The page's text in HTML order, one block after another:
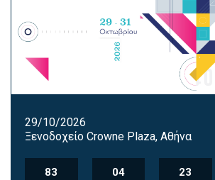
29/10/2026
Ξενοδοχείο Crowne Plaza, Αθήνα
83
04
23